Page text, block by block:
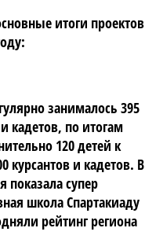
итоги проектов
занималось 395
кадетов, по итогам
120 детей к
и кадетов. В
супер
школа Спартакиаду
рейтинг региона